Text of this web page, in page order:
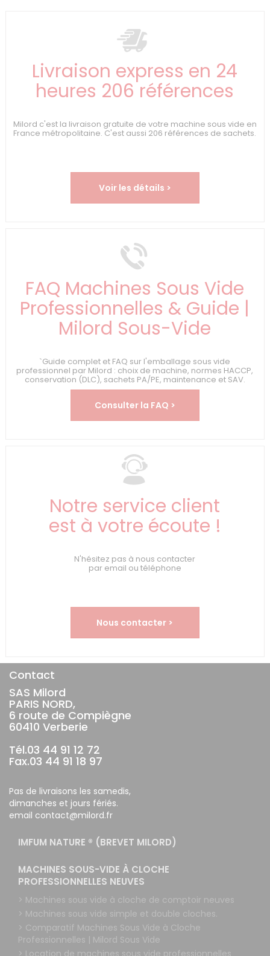
Livraison express en 24
heures 206 références
Milord c'est la livraison gratuite de votre machine sous vide en
France métropolitaine. C'est aussi 206 références de sachets.
Voir les détails >
FAQ Machines Sous Vide
Professionnelles & Guide |
Milord Sous-Vide
`Guide complet et FAQ sur l'emballage sous vide
professionnel par Milord : choix de machine, normes HACCP,
conservation (DLC), sachets PA/PE, maintenance et SAV.
Consulter la FAQ >
Notre service client
est à votre écoute !
N'hésitez pas à nous contacter
par email ou téléphone
Nous contacter >
Contact
SAS Milord
PARIS NORD,
6 route de Compiègne
60410 Verberie
Tél.03 44 91 12 72
Fax.03 44 91 18 97
Pas de livraisons les samedis,
dimanches et jours fériés.
email contact@milord.fr
IMFUM NATURE ® (BREVET MILORD)
MACHINES SOUS-VIDE À CLOCHE
PROFESSIONNELLES NEUVES
> Machines sous vide à cloche de comptoir neuves
> Machines sous vide simple et double cloches.
> Comparatif Machines Sous Vide à Cloche
Professionnelles | Milord Sous Vide
> Location de machines sous vide professionnelles